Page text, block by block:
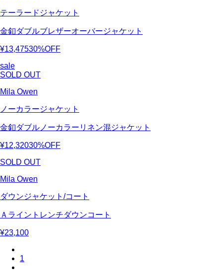
テーラードジャケット
金釦ダブルブレザーオーバージャケット
¥13,47530%OFF
sale
SOLD OUT
Mila Owen
ノーカラージャケット
金釦ダブルノーカラーリネン混ジャケット
¥12,32030%OFF
SOLD OUT
Mila Owen
ダウンジャケット/コート
Ａライントレンチダウンコート
¥23,100
1